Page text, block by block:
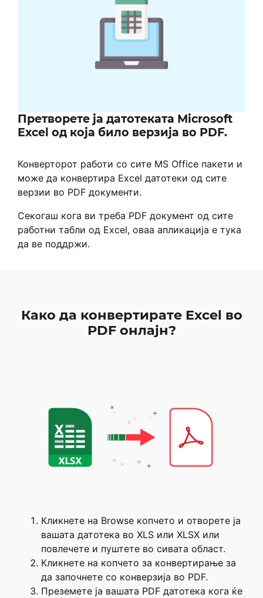
Претворете ја датотеката Microsoft
Excel од која било верзија во PDF.
Конверторот работи со сите MS Office пакети и
може да конвертира Excel датотеки од сите
верзии во PDF документи.
Секогаш кога ви треба PDF документ од сите
работни табли од Excel, оваа апликација е тука
да ве поддржи.
Како да конвертирате Excel во
PDF онлајн?
Кликнете на Browse копчето и отворете ја
вашата датотека во XLS или XLSX или
повлечете и пуштете во сивата област.
Кликнете на копчето за конвертирање за
да започнете со конверзија во PDF.
Преземете ја вашата PDF датотека кога ќе